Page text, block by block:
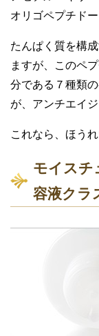
オリゴペプチ
たんぱく質を構
ますが、このペ
分である７種類
が、アンチエイ
これなら、ほう
モイスチ
容液クラ